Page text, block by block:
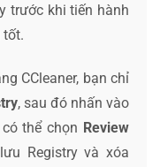
trước khi tiến hành
tốt.
CCleaner, bạn chỉ
, sau đó nhấn vào
thể chọn Review
Registry và xóa